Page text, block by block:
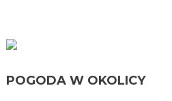
POGODA W OKOLICY